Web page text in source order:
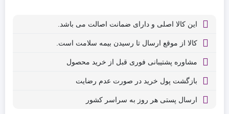
این کالا اصلی و دارای ضمانت اصالت می باشد.
کالا از موقع ارسال تا رسیدن بیمه سلامت است.
مشاوره پشتیبانی فوری قبل از خرید محصول
بازگشت پول خرید در صورت عدم رضایت
ارسال پستی هر روز به سراسر کشور